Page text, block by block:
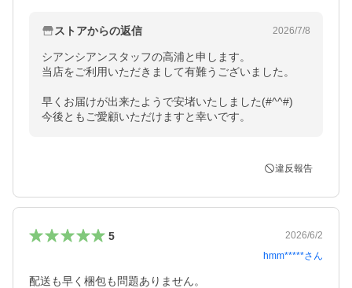
ストアからの返信 2026/7/8
シアンシアンスタッフの高浦と申します。
当店をご利用いただきまして有難うございました。
早くお届けが出来たようで安堵いたしました(#^^#)
今後ともご愛顧いただけますと幸いです。
違反報告
5
2026/6/2
hmm*****さん
配送も早く梱包も問題ありません。